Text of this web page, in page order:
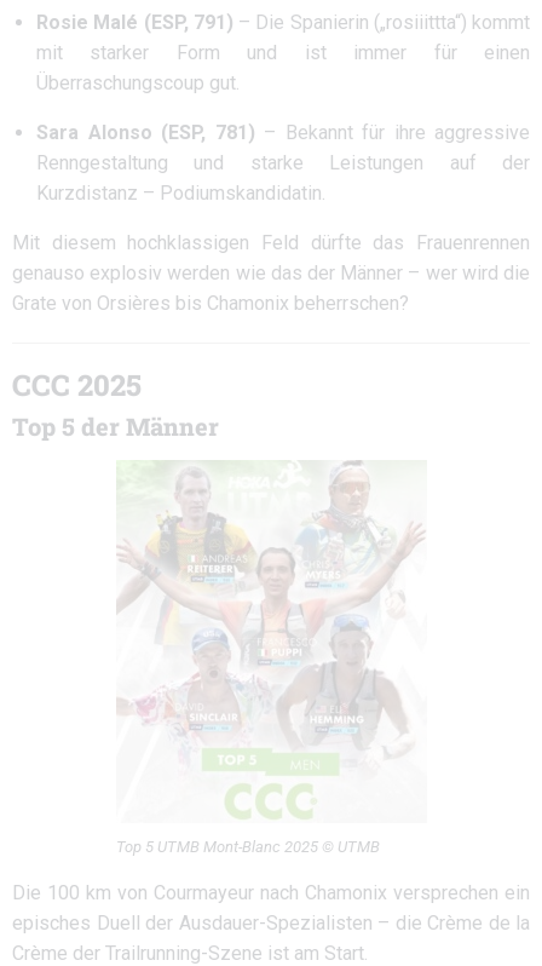
Rosie Malé (ESP, 791) – Die Spanierin („rosiiittta“) kommt
mit starker Form und ist immer für einen
Überraschungscoup gut.
Sara Alonso (ESP, 781) – Bekannt für ihre aggressive
Renngestaltung und starke Leistungen auf der
Kurzdistanz – Podiumskandidatin.
Mit diesem hochklassigen Feld dürfte das Frauenrennen
genauso explosiv werden wie das der Männer – wer wird die
Grate von Orsières bis Chamonix beherrschen?
CCC 2025
Top 5 der Männer
Top 5 UTMB Mont-Blanc 2025 © UTMB
Die 100 km von Courmayeur nach Chamonix versprechen ein
episches Duell der Ausdauer-Spezialisten – die Crème de la
Crème der Trailrunning-Szene ist am Start.